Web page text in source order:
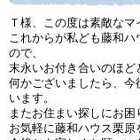
Ｔ様、この度は素敵なマ
これからが私ども藤和
ので、
末永いお付き合いのほど
何かございましたら、
います。
またお住まい探しにお困
お気軽に藤和ハウス栗原